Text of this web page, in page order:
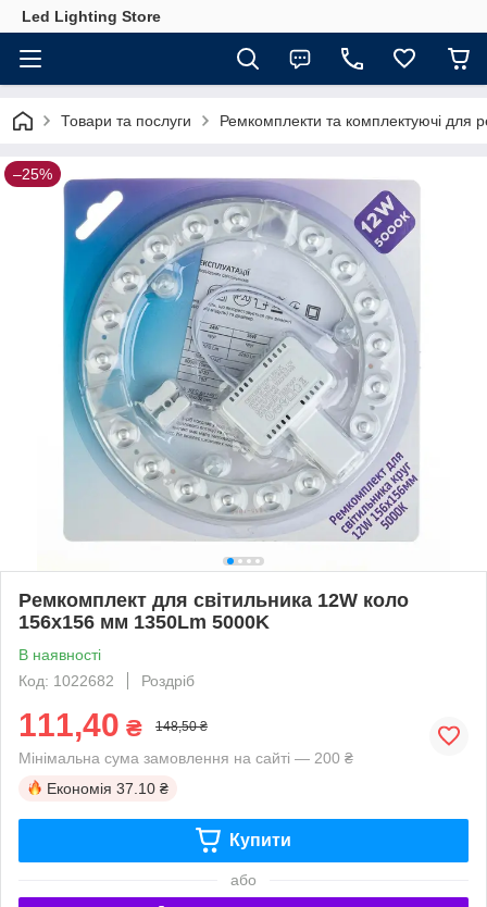
Led Lighting Store
Товари та послуги Ремкомплекти та комплектуючі для
–25%
Ремкомплект для світильника 12W коло
156х156 мм 1350Lm 5000K
В наявності
Код: 1022682
Роздріб
111,40 ₴ 148,50 ₴
Мінімальна сума замовлення на сайті — 200 ₴
Економія 37.10 ₴
Купити
або